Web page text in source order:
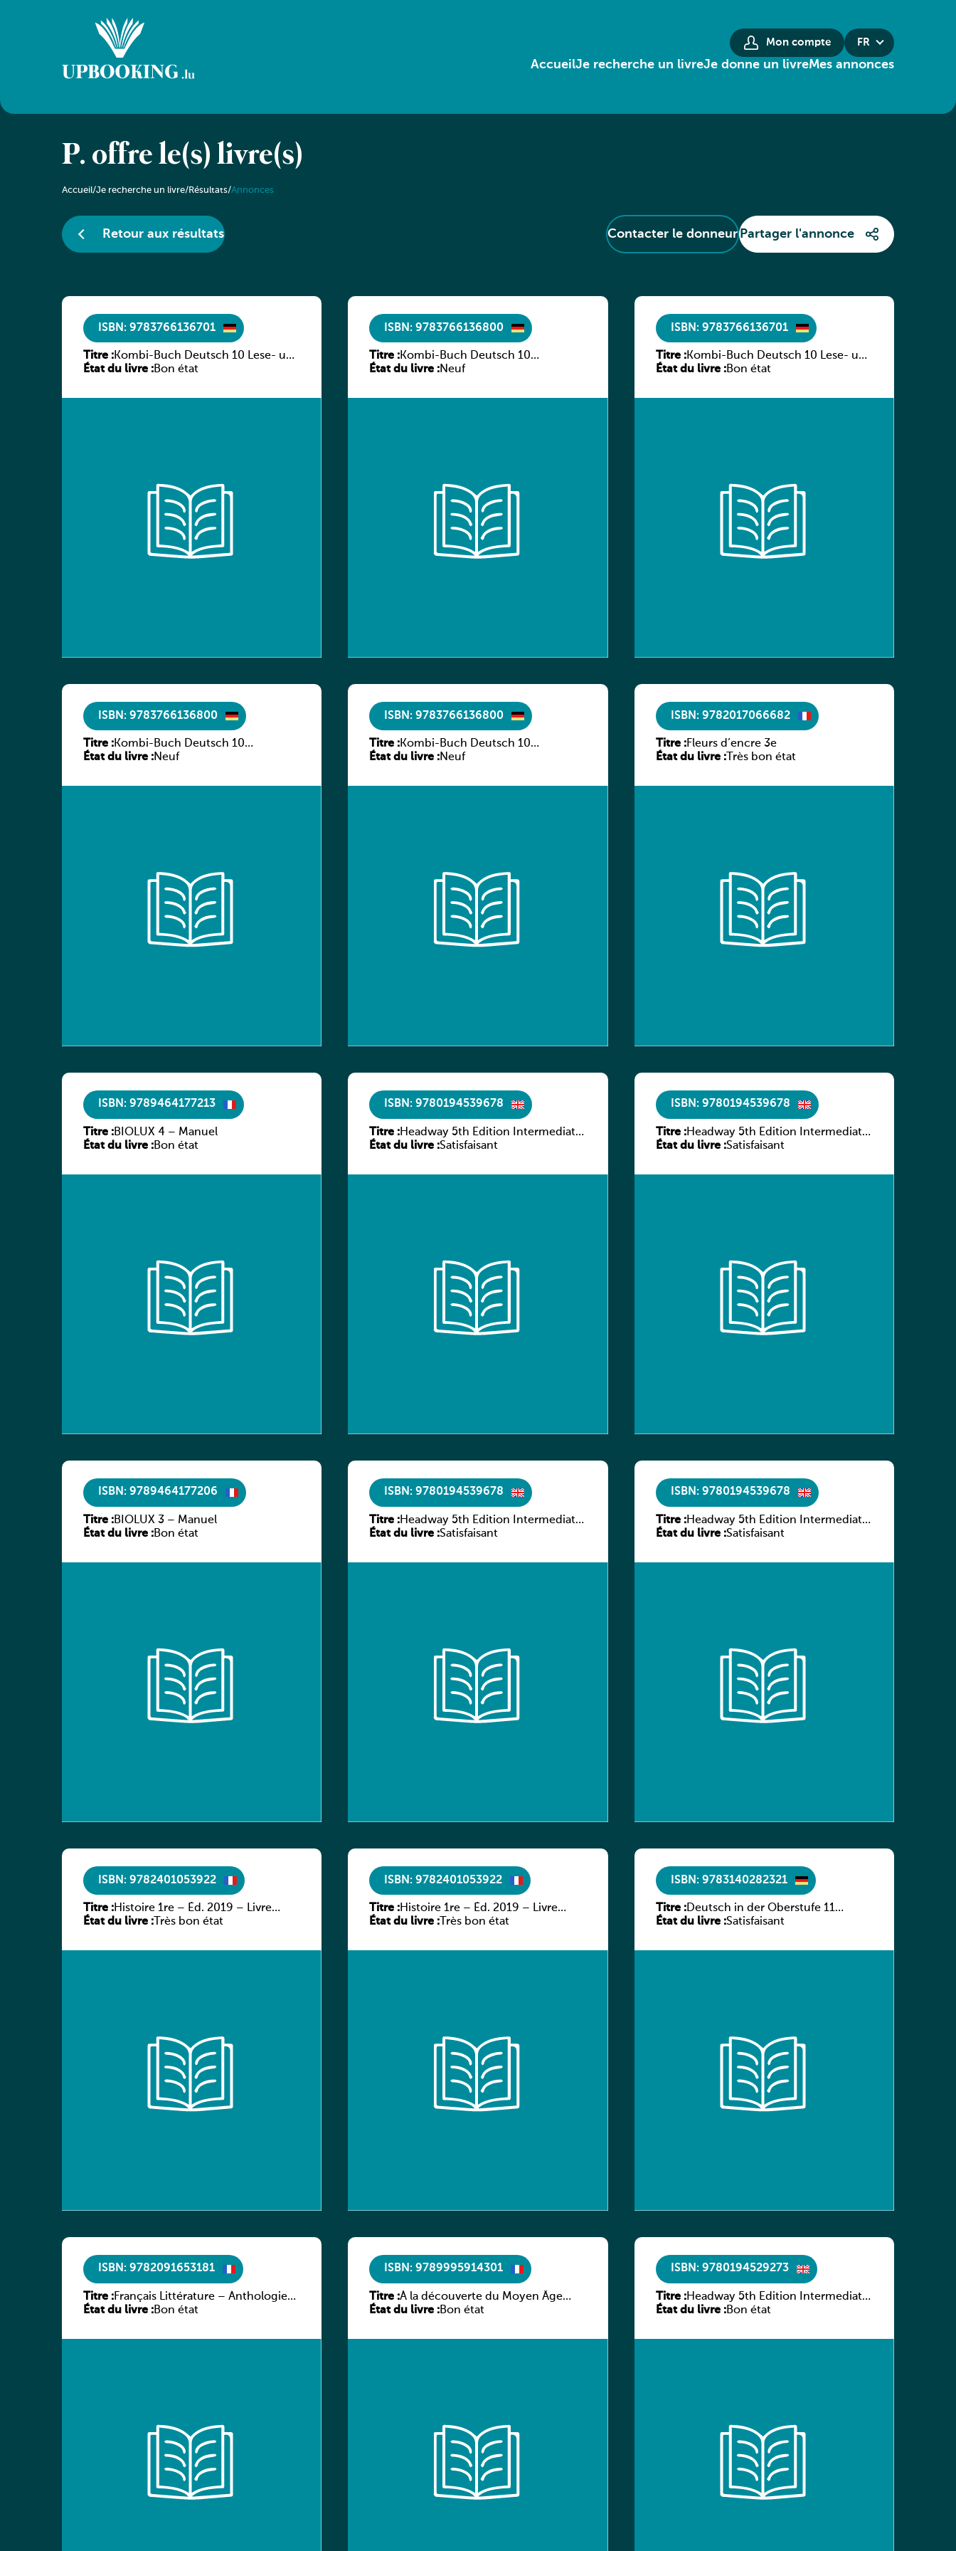
Mon compte FR
AccueilJe recherche un livreJe donne un livreMes annonces
P. offre le(s) livre(s)
Accueil/Je recherche un livre/Résultats/Annonces
Retour aux résultats Contacter le donneur Partager l'annonce
ISBN: 9783766136701
Titre :Kombi-Buch Deutsch 10 Lese- und
Sprachbuch
État du livre :Bon état
ISBN: 9783766136800
Titre :Kombi-Buch Deutsch 10
Arbeitsheft
État du livre :Neuf
ISBN: 9783766136701
Titre :Kombi-Buch Deutsch 10 Lese- und
Sprachbuch
État du livre :Bon état
ISBN: 9783766136800
Titre :Kombi-Buch Deutsch 10
Arbeitsheft
État du livre :Neuf
ISBN: 9783766136800
Titre :Kombi-Buch Deutsch 10
Arbeitsheft
État du livre :Neuf
ISBN: 9782017066682
Titre :Fleurs d’encre 3e
État du livre :Très bon état
ISBN: 9789464177213
Titre :BIOLUX 4 – Manuel
État du livre :Bon état
ISBN: 9780194539678
Titre :Headway 5th Edition Intermediate
Workbook without key
État du livre :Satisfaisant
ISBN: 9780194539678
Titre :Headway 5th Edition Intermediate
Workbook without key
État du livre :Satisfaisant
ISBN: 9789464177206
Titre :BIOLUX 3 – Manuel
État du livre :Bon état
ISBN: 9780194539678
Titre :Headway 5th Edition Intermediate
Workbook without key
État du livre :Satisfaisant
ISBN: 9780194539678
Titre :Headway 5th Edition Intermediate
Workbook without key
État du livre :Satisfaisant
ISBN: 9782401053922
Titre :Histoire 1re – Éd. 2019 – Livre
élève
État du livre : Très bon état
ISBN: 9782401053922
Titre :Histoire 1re – Éd. 2019 – Livre
élève
État du livre : Très bon état
ISBN: 9783140282321
Titre :Deutsch in der Oberstufe 11
(Schülerbuch) Ausgabe Bayern
État du livre :Satisfaisant
ISBN: 9782091653181
Titre :Français Littérature – Anthologie
chronologique 2de/1re
État du livre :Bon état
ISBN: 9789995914301
Titre :À la découverte du Moyen Âge
littéraire
État du livre :Bon état
ISBN: 9780194529273
Titre :Headway 5th Edition Intermediate
Culture and Literature Companion
État du livre :Bon état